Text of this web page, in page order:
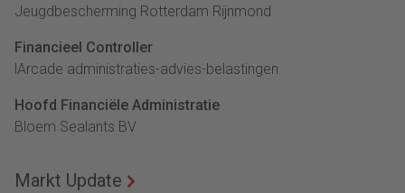
Jeugdbescherming Rotterdam Rijnmond
Financieel Controller
lArcade administraties-advies-belastingen
Hoofd Financiële Administratie
Bloem Sealants BV
Markt Update